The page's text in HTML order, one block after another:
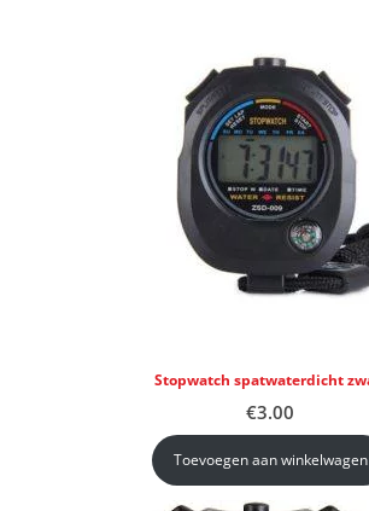
Stopwatch spatwaterdicht
€3.00
Toevoegen aan winkelwagen